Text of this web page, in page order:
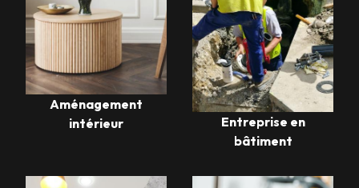
Aménagement
intérieur
Entreprise en
bâtiment